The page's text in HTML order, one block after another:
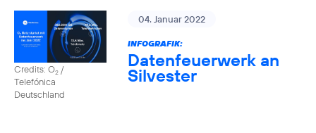
Credits: O2 /
Telefónica
Deutschland
04. Januar 2022
INFOGRAFIK:
Datenfeuerwerk an
Silvester